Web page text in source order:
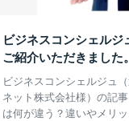
ビジネスコンシェル
ご紹介いただきました。
ビジネスコンシェルジュ
ネット株式会社様）の記
は何が違う？違いやメリッ